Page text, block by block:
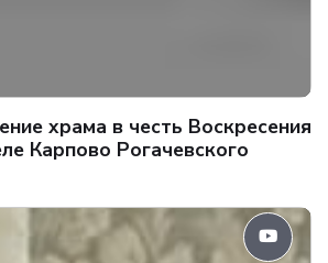
храма в честь Воскресения
Карпово Рогачевского